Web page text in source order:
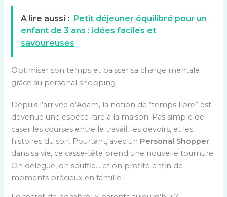
A lire aussi :
Petit déjeuner équilibré pour un
enfant de 3 ans : idées faciles et
savoureuses
Optimiser son temps et baisser sa charge mentale
grâce au personal shopping
Depuis l’arrivée d’Adam, la notion de “temps libre” est
devenue une espèce rare à la maison. Pas simple de
caser les courses entre le travail, les devoirs, et les
histoires du soir. Pourtant, avec un Personal Shopper
dans sa vie, ce casse-tête prend une nouvelle tournure.
On délègue, on souffle… et on profite enfin de
moments précieux en famille.